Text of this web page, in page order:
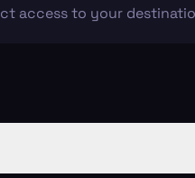
access to your